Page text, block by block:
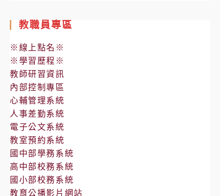
教職員專區
※線上點名※
※學習歷程※
教師研習資訊
內部控制專區
心輔管理系統
人事差勤系統
電子公文系統
教室預約系統
國中部學務系統
高中部校務系統
國小部校務系統
教育公播影片網站